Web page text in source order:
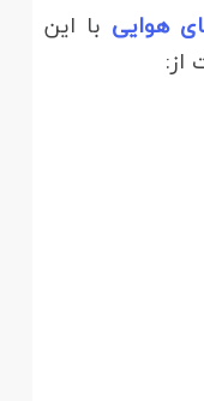
هوایی با این
از: